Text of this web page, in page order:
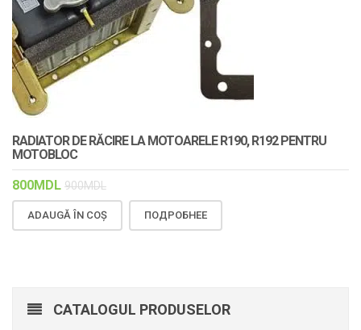
RADIATOR DE RĂCIRE LA MOTOARELE R190, R192 PENTRU
MOTOBLOC
800MDL 900MDL
ADAUGĂ ÎN COȘ ПОДРОБНЕЕ
CATALOGUL PRODUSELOR